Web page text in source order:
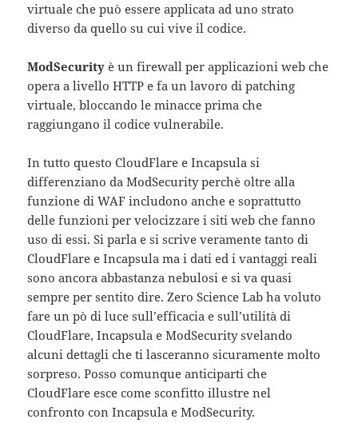
virtuale che può essere applicata ad uno strato
diverso da quello su cui vive il codice.
ModSecurity è un firewall per applicazioni web che
opera a livello HTTP e fa un lavoro di patching
virtuale, bloccando le minacce prima che
raggiungano il codice vulnerabile.
In tutto questo CloudFlare e Incapsula si
differenziano da ModSecurity perchè oltre alla
funzione di WAF includono anche e soprattutto
delle funzioni per velocizzare i siti web che fanno
uso di essi. Si parla e si scrive veramente tanto di
CloudFlare e Incapsula ma i dati ed i vantaggi reali
sono ancora abbastanza nebulosi e si va quasi
sempre per sentito dire. Zero Science Lab ha voluto
fare un pò di luce sull’efficacia e sull’utilità di
CloudFlare, Incapsula e ModSecurity svelando
alcuni dettagli che ti lasceranno sicuramente molto
sorpreso. Posso comunque anticiparti che
CloudFlare esce come sconfitto illustre nel
confronto con Incapsula e ModSecurity.